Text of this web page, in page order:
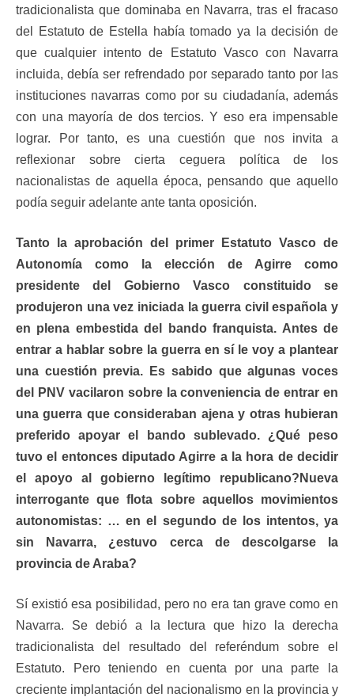
tradicionalista que dominaba en Navarra, tras el fracaso
del Estatuto de Estella había tomado ya la decisión de
que cualquier intento de Estatuto Vasco con Navarra
incluida, debía ser refrendado por separado tanto por las
instituciones navarras como por su ciudadanía, además
con una mayoría de dos tercios. Y eso era impensable
lograr. Por tanto, es una cuestión que nos invita a
reflexionar sobre cierta ceguera política de los
nacionalistas de aquella época, pensando que aquello
podía seguir adelante ante tanta oposición.
Tanto la aprobación del primer Estatuto Vasco de
Autonomía como la elección de Agirre como
presidente del Gobierno Vasco constituido se
produjeron una vez iniciada la guerra civil española y
en plena embestida del bando franquista. Antes de
entrar a hablar sobre la guerra en sí le voy a plantear
una cuestión previa. Es sabido que algunas voces
del PNV vacilaron sobre la conveniencia de entrar en
una guerra que consideraban ajena y otras hubieran
preferido apoyar el bando sublevado. ¿Qué peso
tuvo el entonces diputado Agirre a la hora de decidir
el apoyo al gobierno legítimo republicano? Nueva
interrogante que flota sobre aquellos movimientos
autonomistas: … en el segundo de los intentos, ya
sin Navarra, ¿estuvo cerca de descolgarse la
provincia de Araba?
Sí existió esa posibilidad, pero no era tan grave como en
Navarra. Se debió a la lectura que hizo la derecha
tradicionalista del resultado del referéndum sobre el
Estatuto. Pero teniendo en cuenta por una parte la
creciente implantación del nacionalismo en la provincia y